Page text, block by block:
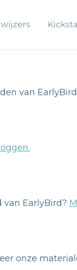
van
EarlyBird?
onze